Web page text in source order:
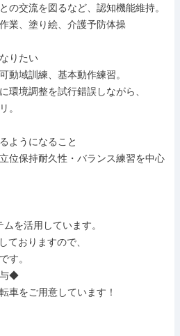
の交流を図るなど、認知機能維持。
業、塗り絵、介護予防体操
りたい
動域訓練、基本動作練習。
環境調整を試行錯誤しながら、
。
ようになること
位保持耐久性・バランス練習を中心
を活用しています。
ておりますので、
す。
与◆
車をご用意しています！